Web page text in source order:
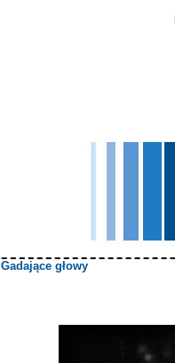
Gadające głowy